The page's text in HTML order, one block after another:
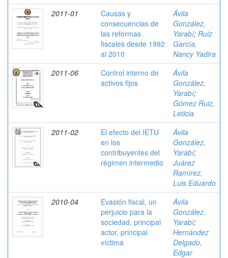
2011-01
Causas y
consecuencias de
las reformas
fiscales desde 1992
al 2010
Ávila
González,
Yarabí; Ruiz
García,
Nancy Yadira
2011-06
Control interno de
activos fijos
Ávila
González,
Yarabí;
Gómez Ruiz,
Leticia
2011-02
El efecto del IETU
en los
contribuyentes del
régimen intermedio
Ávila
González,
Yarabí;
Juárez
Ramírez,
Luis Eduardo
2010-04
Evasión fiscal, un
perjuicio para la
sociedad, principal
actor, principal
víctima
Ávila
González,
Yarabí;
Hernández
Delgado,
Edgar